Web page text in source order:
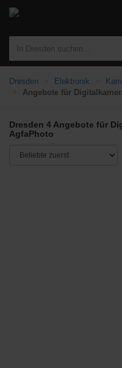
Dresden Elektronik
Angebote für
Dresden 4 Angebote für
AgfaPhoto